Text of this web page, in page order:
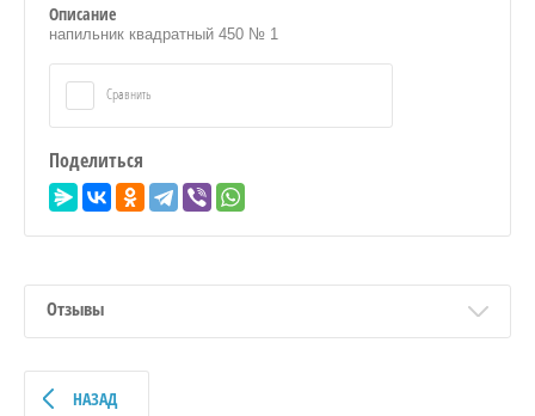
Описание
напильник квадратный 450 № 1
Сравнить
Поделиться
Отзывы
НАЗАД